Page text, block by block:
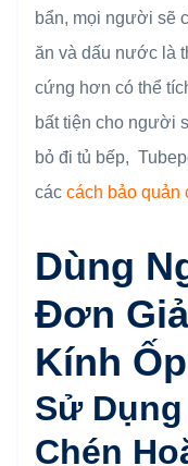
bẩn, mọi người sẽ
ăn và dấu nước là
cứng hơn có thể
bất tiện cho người
bỏ đi tủ bếp,
các cách bảo quản
Dùng
Đơn
Kính
Sử
Chén